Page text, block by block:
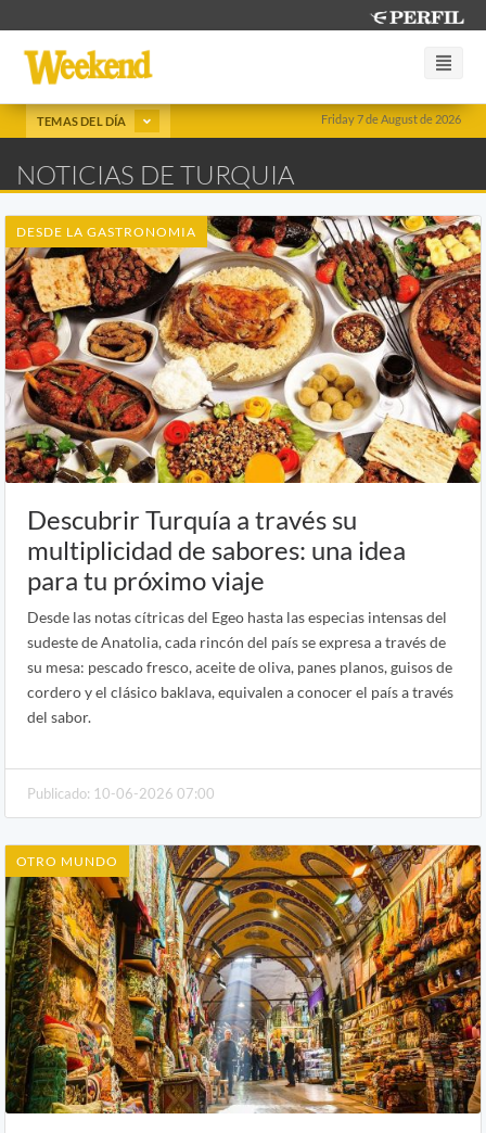
Friday 7 de August de 2026
TEMAS DEL DÍA
NOTICIAS DE TURQUIA
DESDE LA GASTRONOMIA
Descubrir Turquía a través su
multiplicidad de sabores: una idea
para tu próximo viaje
Desde las notas cítricas del Egeo hasta las especias intensas del
sudeste de Anatolia, cada rincón del país se expresa a través de
su mesa: pescado fresco, aceite de oliva, panes planos, guisos de
cordero y el clásico baklava, equivalen a conocer el país a través
del sabor.
Publicado: 10-06-2026 07:00
OTRO MUNDO